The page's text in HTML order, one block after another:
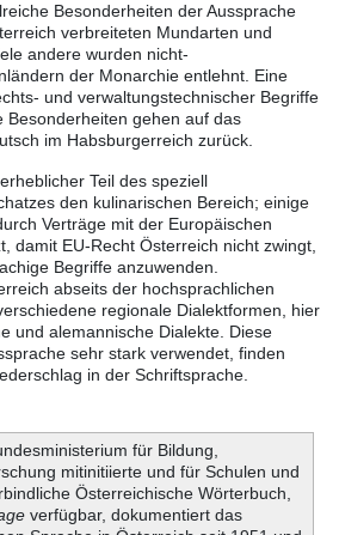
Besonderheiten der Aussprache
verbreiteten Mundarten und
andere wurden nicht-
der Monarchie entlehnt. Eine
und verwaltungstechnischer Begriffe
Besonderheiten gehen auf das
im Habsburgerreich zurück.
Teil des speziell
den kulinarischen Bereich; einige
Verträge mit der Europäischen
damit EU-Recht Österreich nicht zwingt,
Begriffe anzuwenden.
abseits der hochsprachlichen
regionale Dialektformen, hier
und alemannische Dialekte. Diese
sehr stark verwendet, finden
in der Schriftsprache.
für Bildung,
mitinitiierte und für Schulen und
Österreichische Wörterbuch,
verfügbar, dokumentiert das